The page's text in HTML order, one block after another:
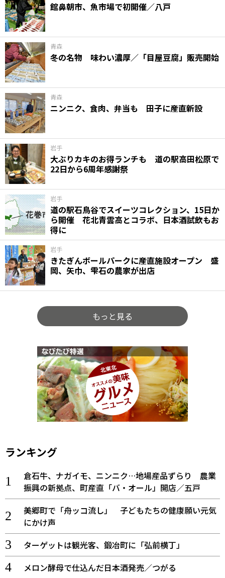
館鼻朝市、魚市場で初開催／八戸
青森
冬の名物 味わい濃厚／「目屋豆腐」販売開始
青森
ニンニク、食肉、弁当も 田子に産直新設
岩手
大ぶりカキのお得ランチも 道の駅高田松原で
22日から6周年感謝祭
岩手
道の駅石鳥谷でスイーツコレクション、15日か
ら開催 花北青雲高とコラボ、日本酒試飲もお
得に
岩手
きたぎんボールパークに産直施設オープン 盛
岡、矢巾、雫石の農家が出店
もっと見る
ランキング
倉石牛、ナガイモ、ニンニク…地場産品ずらり 農業
振興の新拠点、町産直「バ・オール」開店／五戸
美郷町で「舟ッコ流し」 子どもたちの健康願い元気
にかけ声
ターゲットは観光客、鍛冶町に「弘前横丁」
メロン酵母で仕込んだ日本酒発売／つがる